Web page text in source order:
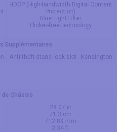
HDCP (High-bandwidth Digital Content
Protection)
Blue Light Filter
Flicker-free technology
Supplémentaires
Anti-theft stand lock slot - Kensington
de Châssis
28.07 in
71.3 cm
712.89 mm
2.34 ft